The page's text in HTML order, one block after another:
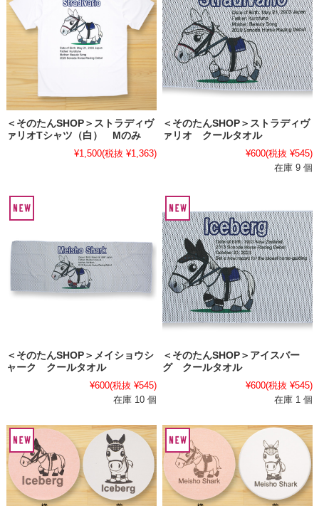
＜そのたんSHOP＞ストラディヴ
ァリオTシャツ（白） Mのみ
¥1,500(税抜 ¥1,363)
＜そのたんSHOP＞ストラディヴ
ァリオ クールタオル
¥600(税抜 ¥545)
在庫 9 個
＜そのたんSHOP＞メイショウシ
ャーク クールタオル
¥600(税抜 ¥545)
在庫 10 個
＜そのたんSHOP＞アイスバー
グ クールタオル
¥600(税抜 ¥545)
在庫 1 個